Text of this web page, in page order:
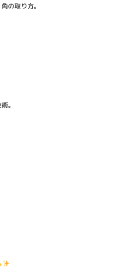
の取り方。
。